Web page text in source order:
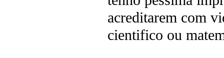
acreditarem com
cientifico ou